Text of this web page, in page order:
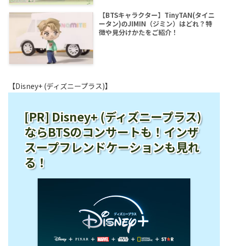
【BTSキャラクター】TinyTAN(タイニ
ータン)のJIMIN（ジミン）はどれ？特
徴や見分けかたをご紹介！
【Disney+ (ディズニープラス)】
[PR] Disney+ (ディズニープラス)
ならBTSのコンサートも！インザ
スープフレンドケーションも見れ
る！